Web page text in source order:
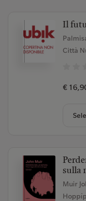
Il
Città
€
sulla
Muir